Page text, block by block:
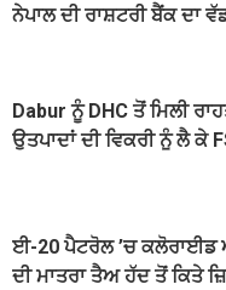
ਨੇਪਾਲ ਦੀ ਰਾਸ਼ਟਰੀ ਬੈਂਕ ਦਾ
Dabur ਨੂੰ DHC ਤੋਂ ਮਿਲੀ
ਉਤਪਾਦਾਂ ਦੀ ਵਿਕਰੀ ਨੂੰ ਲੈ ਕੇ
ਈ-20 ਪੈਟਰੋਲ ’ਚ ਕਲੋਰਾਈਡ
ਦੀ ਮਾਤਰਾ ਤੈਅ ਹੱਦ ਤੋਂ ਕਿਤੇ